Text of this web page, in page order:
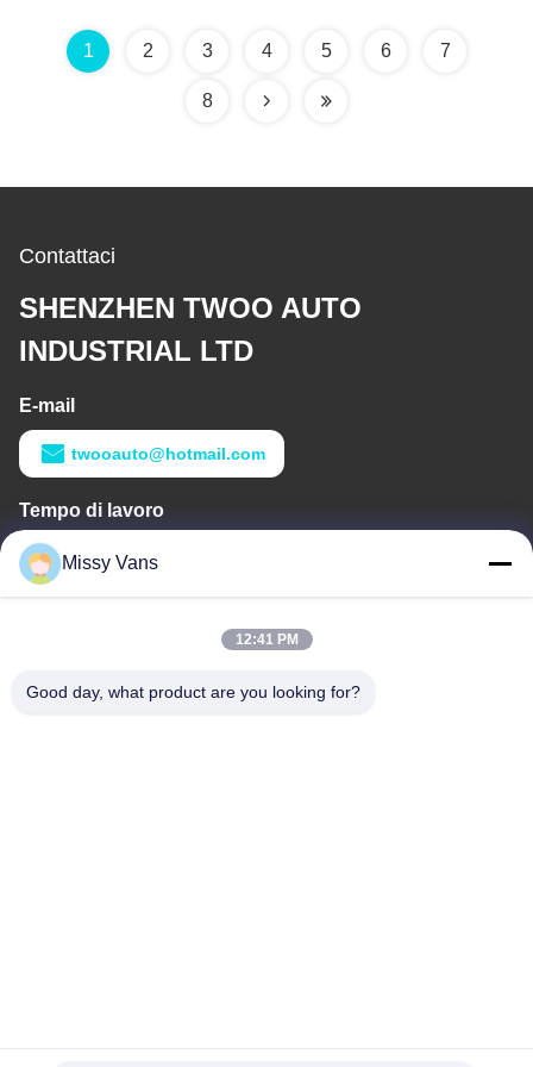
4BD1 4JB1 4LE1
1 2 3 4 5 6 7
8
Contattaci
SHENZHEN TWOO AUTO
INDUSTRIAL LTD
E-mail
twooauto@hotmail.com
Tempo di lavoro
9:00-18:30
Il nostro indirizzo
Street, Baoan District, Shenzhen, RPC
Missy Vans
12:41 PM
Good day, what product are you looking for?